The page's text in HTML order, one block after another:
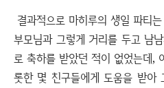
결과적으로 마히루의 생일 파티
부모님과 그렇게 거리를 두고 남
로 축하를 받았던 적이 없었는데,
롯한 몇 친구들에게 도움을 받아